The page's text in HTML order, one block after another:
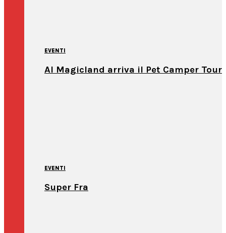
EVENTI
Al Magicland arriva il Pet Camper Tour
EVENTI
Super Fra